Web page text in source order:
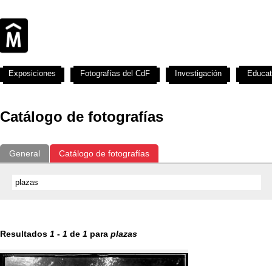
Catálogo de fotografías
General Catálogo de fotografías
Resultados 1 - 1 de 1 para plazas
Exposiciones Fotografías del CdF Investigación